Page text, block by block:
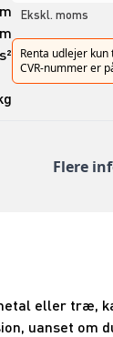
Ekskl. moms
Renta udlejer
CVR-nummer er
Flere
eller træ,
uanset om